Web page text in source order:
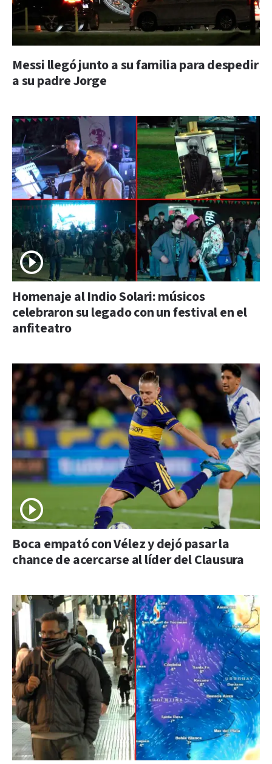
Messi llegó junto a su familia para despedir
a su padre Jorge
Homenaje al Indio Solari: músicos
celebraron su legado con un festival en el
anfiteatro
Boca empató con Vélez y dejó pasar la
chance de acercarse al líder del Clausura